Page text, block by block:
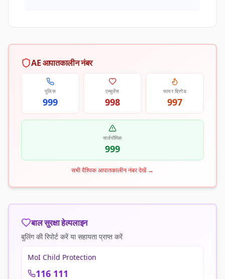
AE आपातकालीन नंबर
पुलिस
999
एम्बुलेंस
998
फायर ब्रिगेड
997
सार्वभौमिक
999
सभी वैश्विक आपातकालीन नंबर देखें→
बाल सुरक्षा हेल्पलाइन
बुलिंग की रिपोर्ट करें या सहायता प्राप्त करें
MoI Child Protection
116 111